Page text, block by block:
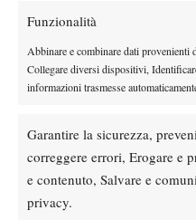
Funzionalità
Abbinare e combinare dati provenienti
Collegare diversi dispositivi,
informazioni trasmesse
Garantire la sicurezza,
correggere errori, Erogare e
e contenuto, Salvare e
privacy.
6 10/7.
CLASSIFICA GIRONE 3
1. Tennis Club Crema, 4 punti
1. Tennis Club Genova 1893, 4
3. Tennis Club Sinalunga, 1